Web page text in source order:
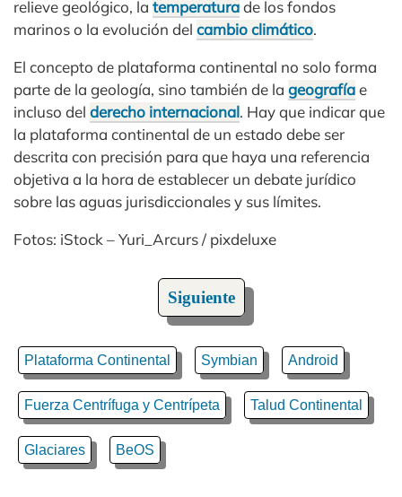
relieve geológico, la temperaturade los fondos
marinos o la evolución del cambio climático.
El concepto de plataforma continental no solo forma
parte de la geología, sino también de la geografíae
incluso del derecho internacional. Hay que indicar que
la plataforma continental de un estado debe ser
descrita con precisión para que haya una referencia
objetiva a la hora de establecer un debate jurídico
sobre las aguas jurisdiccionales y sus límites.
Fotos: iStock – Yuri_Arcurs / pixdeluxe
Siguiente
Plataforma Continental Symbian Android
Fuerza Centrífuga y Centrípeta Talud Continental
Glaciares BeOS